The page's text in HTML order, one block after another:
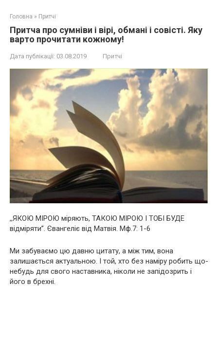
Головна » Притчі
Притча про сумніви і вірі, обмані і совісті. Яку
варто прочитати кожному!
Дата публікації: 03.08.2019 Притчі
,,ЯКОЮ МІРОЮ міряють, ТАКОЮ МІРОЮ І ТОБІ БУДЕ
відміряти”. Євангеліє від Матвія. Мф.7: 1-6
Ми забуваємо цю давню цитату, а між тим, вона
залишається актуальною. І той, хто без наміру робить що-
небудь для свого наставника, ніколи не запідозрить і
його в брехні.